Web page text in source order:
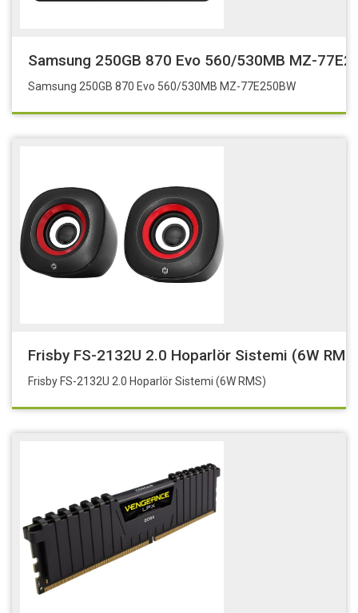
Samsung 250GB 870 Evo 560/530MB MZ-
Samsung 250GB 870 Evo 560/530MB MZ-77E250BW
Frisby FS-2132U 2.0 Hoparlör Sistemi (6W
Frisby FS-2132U 2.0 Hoparlör Sistemi (6W RMS)